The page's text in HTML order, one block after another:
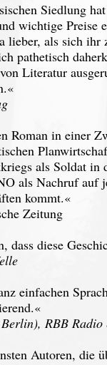
Siedlung
wichtige Preise
lieber, als sich
pathetisch
Literatur
Roman in einer
als Soldat
als Nachruf auf
kommt.«
Zeitung
dass diese
einfachen
RBB Radio
Autoren, die